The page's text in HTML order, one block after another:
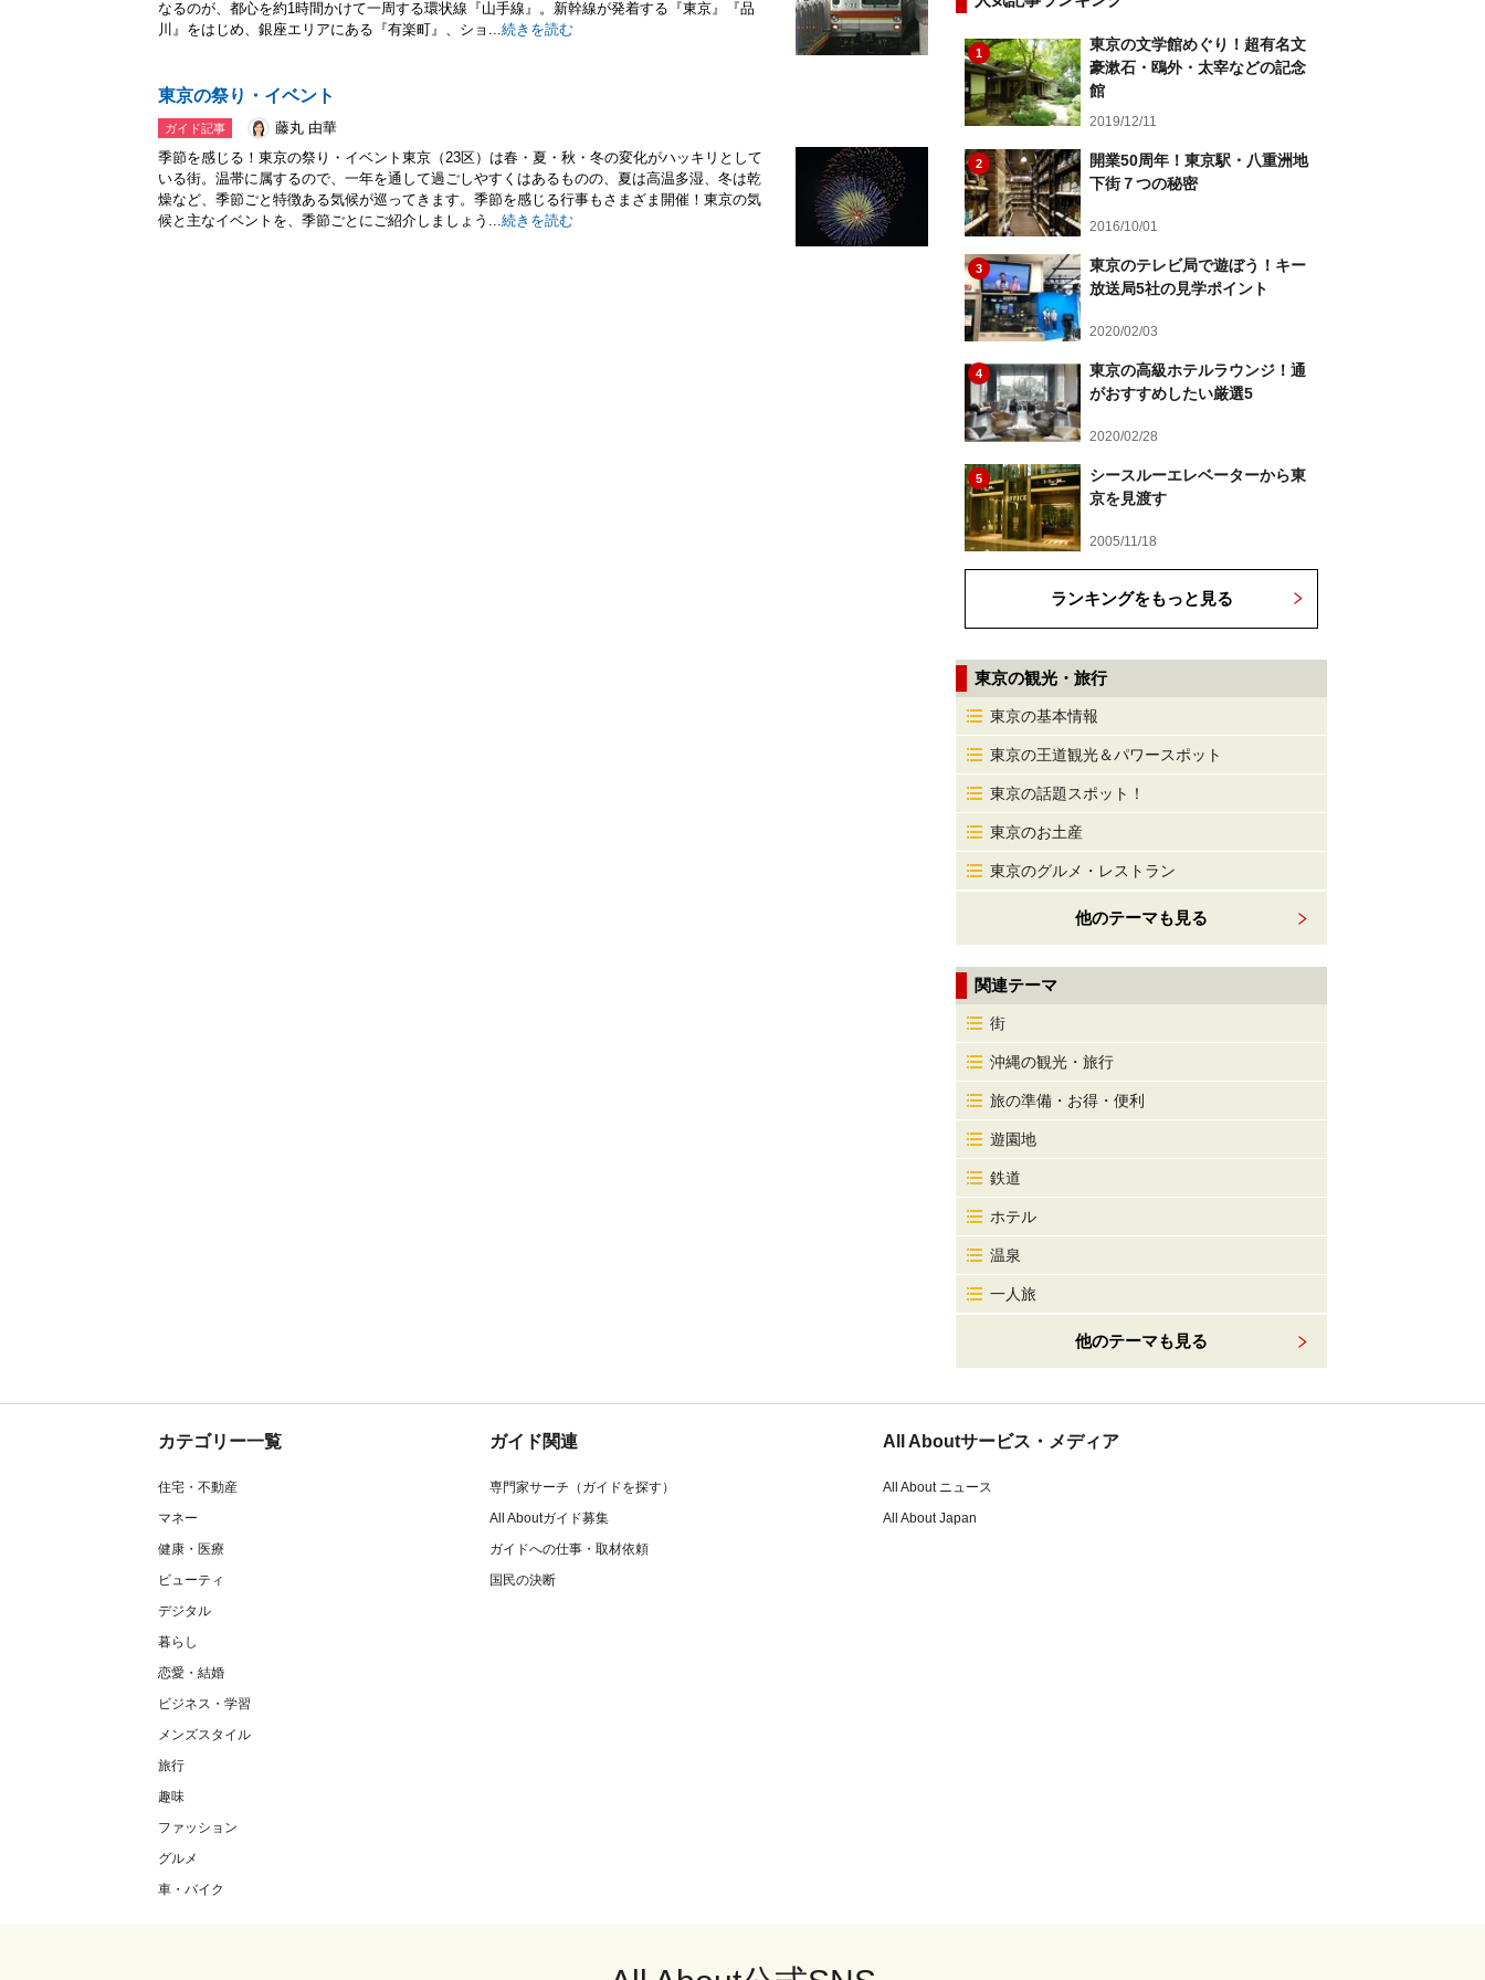
なるのが、都心を約1時間かけて一周する環状線『山手線』。新幹線が発着する『東京』『品
川』をはじめ、銀座エリアにある『有楽町』、ショ...続きを読む
東京の祭り・イベント
ガイド記事
藤丸 由華
季節を感じる！東京の祭り・イベント東京（23区）は春・夏・秋・冬の変化がハッキリとして
いる街。温帯に属するので、一年を通して過ごしやすくはあるものの、夏は高温多湿、冬は乾
燥など、季節ごと特徴ある気候が巡ってきます。季節を感じる行事もさまざま開催！東京の気
候と主なイベントを、季節ごとにご紹介しましょう...続きを読む
1
東京の文学館めぐり！超有名文
豪漱石・鴎外・太宰などの記念
館
2019/12/11
2
開業50周年！東京駅・八重洲地
下街７つの秘密
2016/10/01
3
東京のテレビ局で遊ぼう！キー
放送局5社の見学ポイント
2020/02/03
4
東京の高級ホテルラウンジ！通
がおすすめしたい厳選5
2020/02/28
5
シースルーエレベーターから東
京を見渡す
2005/11/18
ランキングをもっと見る
東京の観光・旅行
東京の基本情報
東京の王道観光＆パワースポット
東京の話題スポット！
東京のお土産
東京のグルメ・レストラン
他のテーマも見る
関連テーマ
街
沖縄の観光・旅行
旅の準備・お得・便利
遊園地
鉄道
ホテル
温泉
一人旅
他のテーマも見る
カテゴリー一覧
住宅・不動産
マネー
健康・医療
ビューティ
デジタル
暮らし
恋愛・結婚
ビジネス・学習
メンズスタイル
旅行
趣味
ファッション
グルメ
車・バイク
ガイド関連
専門家サーチ（ガイドを探す）
All Aboutガイド募集
ガイドへの仕事・取材依頼
国民の決断
All Aboutサービス・メディア
All About ニュース
All About Japan